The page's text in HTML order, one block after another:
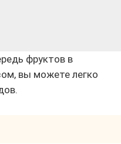
фруктов в
вы можете легко